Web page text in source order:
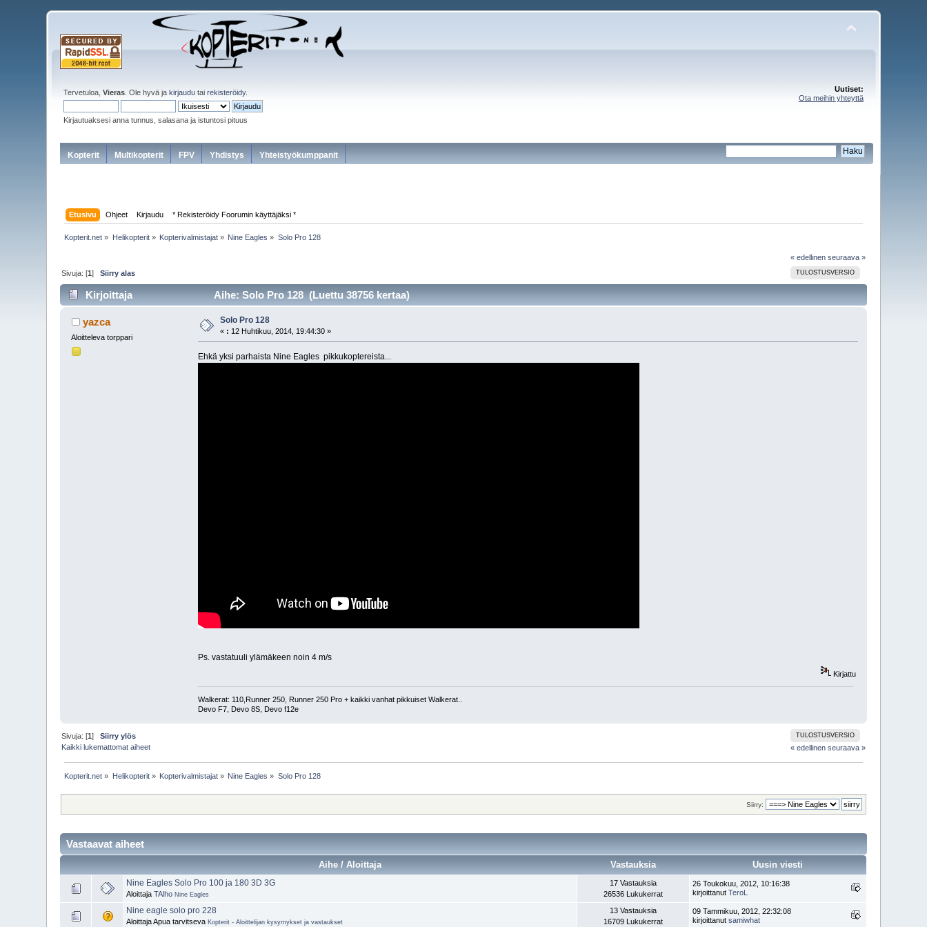
Tervetuloa,Vieras . Ole hyvä jakirjaudu tairekisteröidy.
Kirjautuaksesi anna tunnus, salasana ja istuntosi pituus
Uutiset:
Ota meihin yhteyttä
Kopterit Multikopterit FPV Yhdistys Yhteistyökumppanit
Etusivu Ohjeet Kirjaudu * Rekisteröidy Foorumin käyttäjäksi *
Kopterit.net » Helikopterit» Kopterivalmistajat » Nine Eagles » Solo Pro 128
« edellinen seuraava »
TULOSTUSVERSIO
Sivuja: [1]Siirry alas
Kirjoittaja Aihe: Solo Pro 128 (Luettu 38756 kertaa)
yazca
Aloitteleva torppari
Solo Pro 128
« : 12 Huhtikuu, 2014, 19:44:30 »
Ehkä yksi parhaista Nine Eagles pikkukoptereista...
Ps. vastatuuli ylämäkeen noin 4 m/s
Kirjattu
Walkerat: 110,Runner 250, Runner 250 Pro + kaikki vanhat pikkuiset Walkerat..
Devo F7, Devo 8S, Devo f12e
TULOSTUSVERSIO
Sivuja: [1]Siirry ylös
Kaikki lukemattomat aiheet
« edellinen seuraava »
Kopterit.net » Helikopterit» Kopterivalmistajat » Nine Eagles » Solo Pro 128
Siirry:
Vastaavat aiheet
Aihe / Aloittaja Vastauksia Uusin viesti
Nine Eagles Solo Pro 100 ja 180 3D 3G
AloittajaTAlho Nine Eagles
17 Vastauksia
26536 Lukukerrat
26 Toukokuu, 2012, 10:16:38
kirjoittanutTeroL
Nine eagle solo pro 228
Aloittaja Apua tarvitsevaKopterit - Aloittelijan kysymykset ja vastaukset
13 Vastauksia
16709 Lukukerrat
09 Tammikuu, 2012, 22:32:08
kirjoittanutsamiwhat